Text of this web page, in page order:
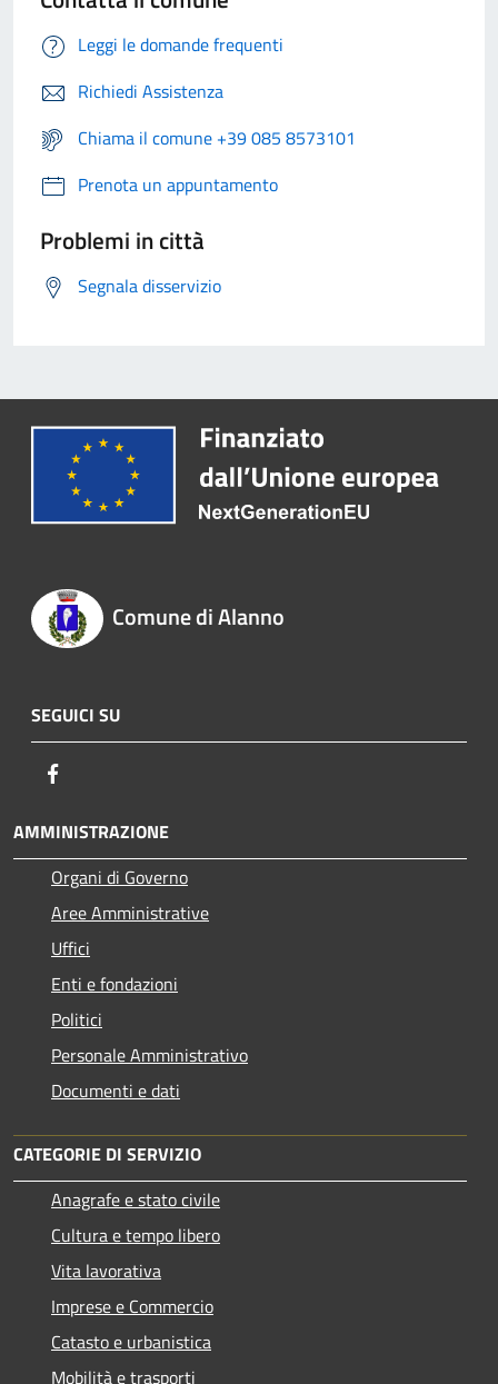
Leggi le domande frequenti
Richiedi Assistenza
Chiama il comune +39 085 8573101
Prenota un appuntamento
Problemi in città
Segnala disservizio
Comune di Alanno
SEGUICI SU
AMMINISTRAZIONE
Organi di Governo
Aree Amministrative
Uffici
Enti e fondazioni
Politici
Personale Amministrativo
Documenti e dati
CATEGORIE DI SERVIZIO
Anagrafe e stato civile
Cultura e tempo libero
Vita lavorativa
Imprese e Commercio
Catasto e urbanistica
Mobilità e trasporti